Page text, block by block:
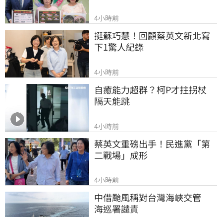
4小時前
挺蘇巧慧！回顧蔡英文新北寫
下1驚人紀錄
4小時前
自癒能力超群？柯P才拄拐杖
隔天能跳
4小時前
蔡英文重磅出手！民進黨「第
二戰場」成形
4小時前
中借颱風稱對台灣海峽交管
海巡署譴責